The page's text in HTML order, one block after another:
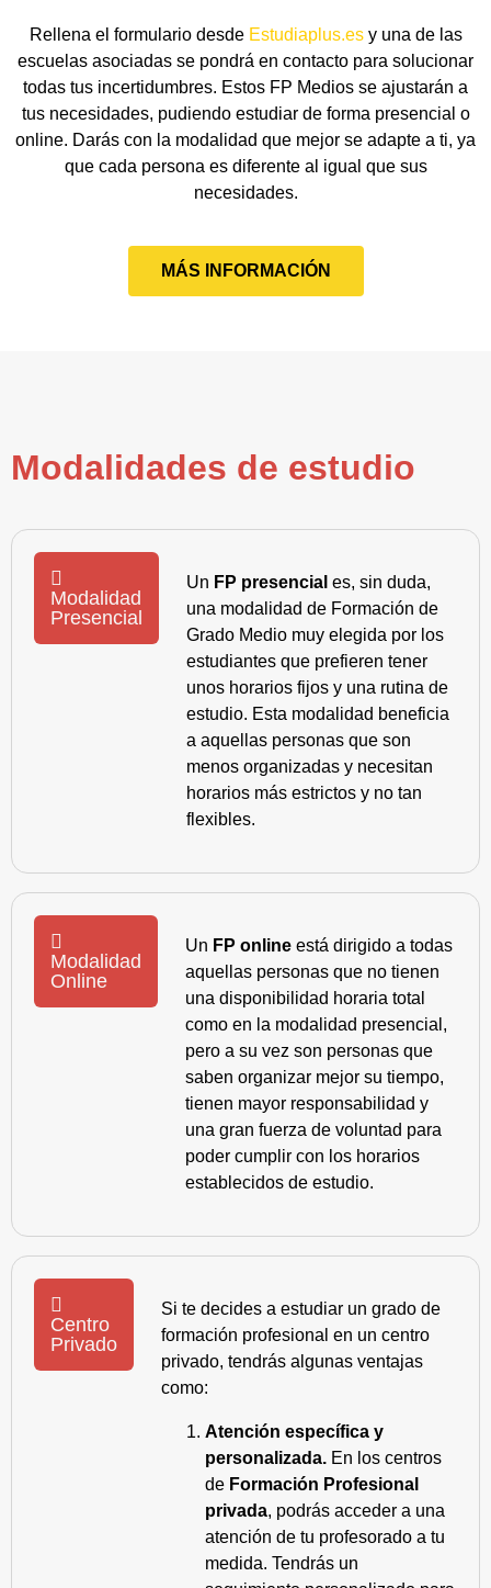
Rellena el formulario desde Estudiaplus.esy una de las
escuelas asociadas se pondrá en contacto para solucionar
todas tus incertidumbres. Estos FP Medios se ajustarán a
tus necesidades, pudiendo estudiar de forma presencial o
online. Darás con la modalidad que mejor se adapte a ti, ya
que cada persona es diferente al igual que sus
necesidades.
MÁS INFORMACIÓN
Modalidades de estudio
Modalidad
Presencial
Un FP presencial es, sin duda,
una modalidad de Formación de
Grado Medio muy elegida por los
estudiantes que prefieren tener
unos horarios fijos y una rutina de
estudio. Esta modalidad beneficia
a aquellas personas que son
menos organizadas y necesitan
horarios más estrictos y no tan
flexibles.
Modalidad
Online
Un FP online está dirigido a todas
aquellas personas que no tienen
una disponibilidad horaria total
como en la modalidad presencial,
pero a su vez son personas que
saben organizar mejor su tiempo,
tienen mayor responsabilidad y
una gran fuerza de voluntad para
poder cumplir con los horarios
establecidos de estudio.
Centro
Privado
Si te decides a estudiar un grado de
formación profesional en un centro
privado, tendrás algunas ventajas
como:
Atención específica y
personalizada. En los centros
de Formación Profesional
privada, podrás acceder a una
atención de tu profesorado a tu
medida. Tendrás un